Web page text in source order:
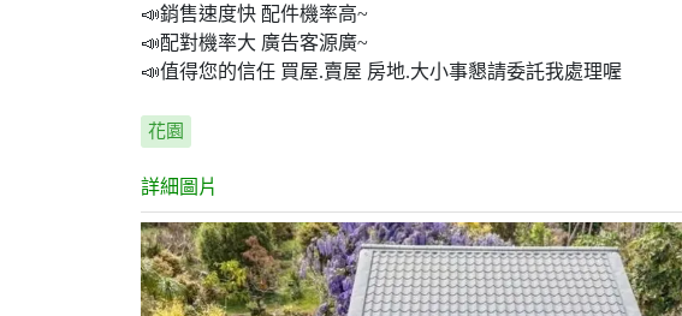
📣銷售速度快 配件機率高~
📣配對機率大 廣告客源廣~
📣值得您的信任 買屋.賣屋 房地.大小事懇請委託我處理喔
花園
詳細圖片